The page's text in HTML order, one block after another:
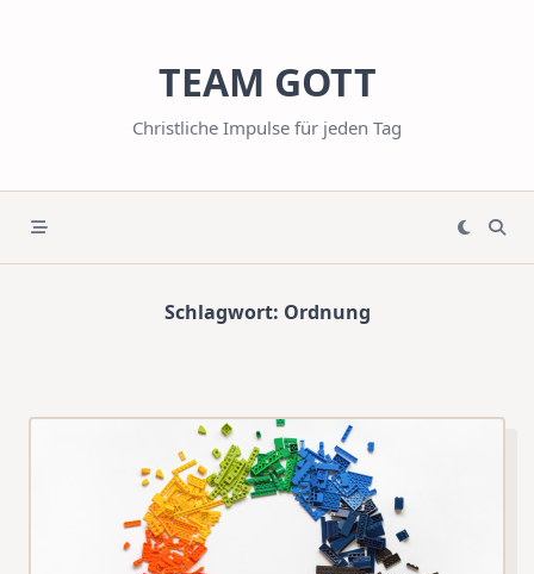
TEAM GOTT
Christliche Impulse für jeden Tag
Schlagwort: Ordnung